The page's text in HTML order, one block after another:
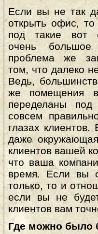
Если вы не так
открыть офис,
под такие вот
очень большое
проблема же
том, что далеко
Ведь,
же помещения
переделаны
совсем
глазах
даже
клиентов вашей
что ваша
время. Если вы
только, то и
если вы не
клиентов вам
Где можно было